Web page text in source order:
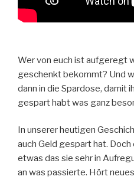
Wer von euch ist aufgeregt
geschenkt bekommt? Und
dann in die Spardose, damit
gespart habt was ganz
In unserer heutigen
auch Geld gespart hat.
etwas das sie sehr in
an was passierte. Hört